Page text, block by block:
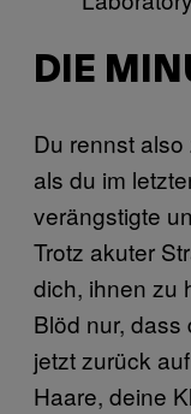
DIE
Du rennst
als du im
verängstigte
Trotz akuter
dich, ihnen zu
Blöd nur,
jetzt zurück
Haare, deine